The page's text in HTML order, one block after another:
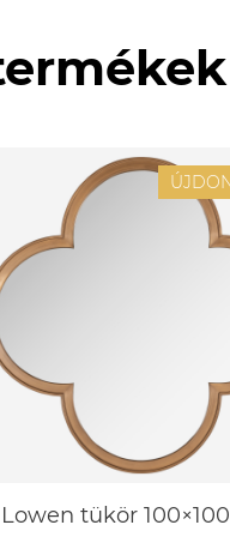
Lowen tükör 100×100